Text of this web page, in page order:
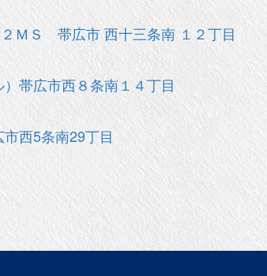
２ＭＳ 帯広市 西十三条南 １２丁目
帯広市西８条南１４丁目
西5条南29丁目